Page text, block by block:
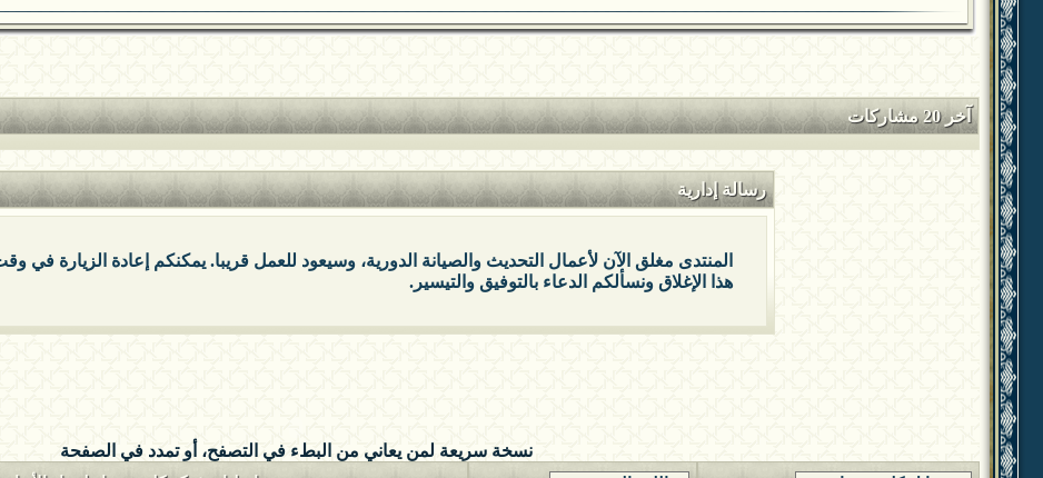
آخر 20 مشاركات
رسالة إدارية
المنتدى مغلق الآن لأعمال التحديث والصيانة الدورية، وسيعود للعمل قريبا. يمكنكم إعادة الزيارة في
هذا الإغلاق ونسألكم الدعاء بالتوفيق والتيسير.
نسخة سريعة لمن يعاني من البطء في التصفح، أو تمدد في الصفحة